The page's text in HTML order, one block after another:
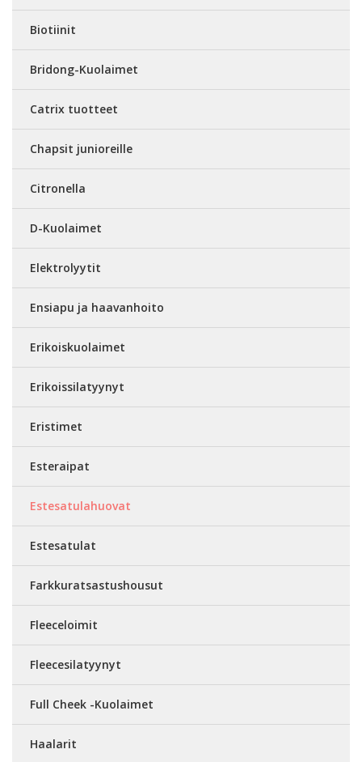
Biotiinit
Bridong-Kuolaimet
Catrix tuotteet
Chapsit junioreille
Citronella
D-Kuolaimet
Elektrolyytit
Ensiapu ja haavanhoito
Erikoiskuolaimet
Erikoissilatyynyt
Eristimet
Esteraipat
Estesatulahuovat
Estesatulat
Farkkuratsastushousut
Fleeceloimit
Fleecesilatyynyt
Full Cheek -Kuolaimet
Haalarit